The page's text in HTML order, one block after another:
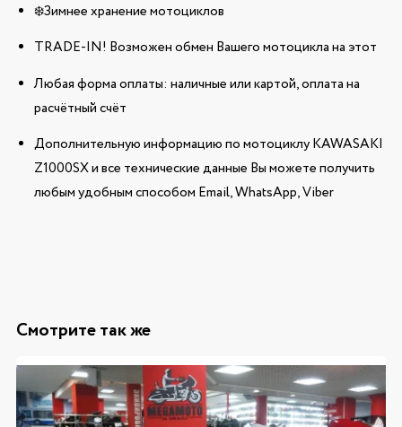
❄️Зимнее хранение мотоциклов
TRADE-IN! Возможен обмен Вашего мотоцикла на этот
Любая форма оплаты: наличные или картой, оплата на
расчётный счёт
Дополнительную информацию по мотоциклу KAWASAKI
Z1000SX и все технические данные Вы можете получить
любым удобным способом Email, WhatsApp, Viber
Смотрите так же